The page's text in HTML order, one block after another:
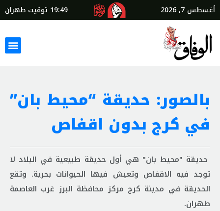
أغسطس 7, 2026 19:49 توقيت طهران
بالصور: حديقة “محيط بان”
في كرج بدون اقفاص
حديقة "محيط بان" هي أول حديقة طبيعية في البلاد لا
توجد فيه الاقفاص وتعيش فيها الحيوانات بحرية. وتقع
الحديقة في مدينة كرج مركز محافظة البرز غرب العاصمة
طهران.